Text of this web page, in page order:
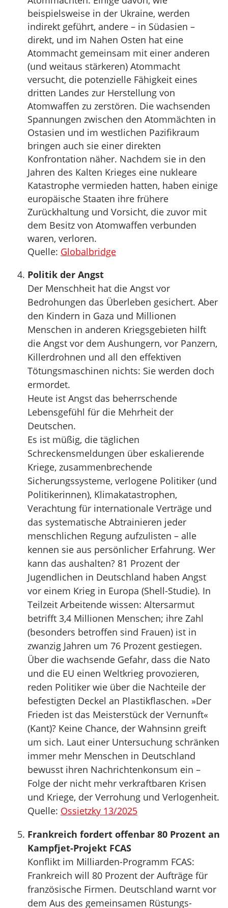
beispielsweise in der Ukraine, werden
indirekt geführt, andere – in Südasien –
direkt, und im Nahen Osten hat eine
Atommacht gemeinsam mit einer anderen
(und weitaus stärkeren) Atommacht
versucht, die potenzielle Fähigkeit eines
dritten Landes zur Herstellung von
Atomwaffen zu zerstören. Die wachsenden
Spannungen zwischen den Atommächten in
Ostasien und im westlichen Pazifikraum
bringen auch sie einer direkten
Konfrontation näher. Nachdem sie in den
Jahren des Kalten Krieges eine nukleare
Katastrophe vermieden hatten, haben einige
europäische Staaten ihre frühere
Zurückhaltung und Vorsicht, die zuvor mit
dem Besitz von Atomwaffen verbunden
waren, verloren.
Quelle: Globalbridge
Politik der Angst
Der Menschheit hat die Angst vor
Bedrohungen das Überleben gesichert. Aber
den Kindern in Gaza und Millionen
Menschen in anderen Kriegsgebieten hilft
die Angst vor dem Aushungern, vor Panzern,
Killerdrohnen und all den effektiven
Tötungsmaschinen nichts: Sie werden doch
ermordet.
Heute ist Angst das beherrschende
Lebensgefühl für die Mehrheit der
Deutschen.
Es ist müßig, die täglichen
Schreckensmeldungen über eskalierende
Kriege, zusammenbrechende
Sicherungssysteme, verlogene Politiker (und
Politikerinnen), Klimakatastrophen,
Verachtung für internationale Verträge und
das systematische Abtrainieren jeder
menschlichen Regung aufzulisten – alle
kennen sie aus persönlicher Erfahrung. Wer
kann das aushalten? 81 Prozent der
Jugendlichen in Deutschland haben Angst
vor einem Krieg in Europa (Shell-Studie). In
Teilzeit Arbeitende wissen: Altersarmut
betrifft 3,4 Millionen Menschen; ihre Zahl
(besonders betroffen sind Frauen) ist in
zwanzig Jahren um 76 Prozent gestiegen.
Über die wachsende Gefahr, dass die Nato
und die EU einen Weltkrieg provozieren,
reden Politiker wie über die Nachteile der
befestigten Deckel an Plastikflaschen. »Der
Frieden ist das Meisterstück der Vernunft«
(Kant)? Keine Chance, der Wahnsinn greift
um sich. Laut einer Untersuchung schränken
immer mehr Menschen in Deutschland
bewusst ihren Nachrichtenkonsum ein –
Folge der nicht mehr verkraftbaren Krisen
und Kriege, der Verrohung und Verlogenheit.
Quelle: Ossietzky 13/2025
Frankreich fordert offenbar 80 Prozent an
Kampfjet-Projekt FCAS
Konflikt im Milliarden-Programm FCAS:
Frankreich will 80 Prozent der Aufträge für
französische Firmen. Deutschland warnt vor
dem Aus des gemeinsamen Rüstungs-